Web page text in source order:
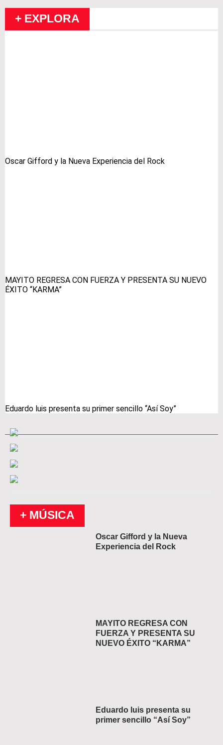
+ EXPLORA
Oscar Gifford y la Nueva Experiencia del Rock
MAYITO REGRESA CON FUERZA Y PRESENTA SU NUEVO
ÉXITO “KARMA”
Eduardo luis presenta su primer sencillo “Así Soy”
+ MÚSICA
Oscar Gifford y la Nueva
Experiencia del Rock
MAYITO REGRESA CON
FUERZA Y PRESENTA SU
NUEVO ÉXITO “KARMA”
Eduardo luis presenta su
primer sencillo “Así Soy”